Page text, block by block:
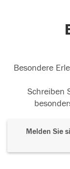
Besondere
Schreiben
Melden Sie